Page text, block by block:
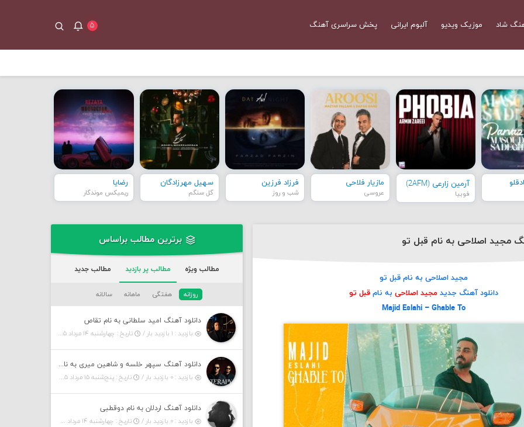
شاد موزیک ویدیو آلبوم ایرانی پخش سراسری آهنگ ۵
آرمین زارعی (2AFM)
فوبیا
مازیار فلاحی
عروسی
فرزاد فرزین
شب و روز
سهیل مهرزادگان
گل سنگم
رضایا
ریمیکس موندگار
مجید اصلاحی به نام قبل تو
مجید اصلاحی به نام قبل تو
دانلود آهنگ جدیدمجید اصلاحیبه نام قبل تو
Majid Eslahi – Ghable To
برترین مطالب براساس
مطالب ویژه مطالب پر بازدید مطالب جدید
روزانه هفتگی ماهانه سالانه
دانلود آهنگ امید سلطانی به نام تقاص
بازدید : ۱ بازدید بار /
تاریخ : چهارشنبه ۱۴ مرداد ۱۴۰۵
دانلود آهنگ سپهر خلسه و شاهین میری به نام تراپی
بازدید : ۰ بازدید بار /
تاریخ : پنج‌شنبه ۱۵ مرداد ۱۴۰۵
دانلود آهنگ اردلان به نام دوقطبی
بازدید : ۰ بازدید بار /
تاریخ : چهارشنبه ۱۴ مرداد ۱۴۰۵